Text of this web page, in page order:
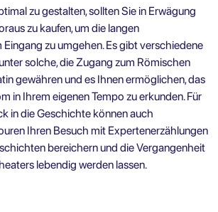
zu gestalten, sollten Sie in Erwägung
zu kaufen, um die langen
zu umgehen. Es gibt verschiedene
solche, die Zugang zum Römischen
gewähren und es Ihnen ermöglichen, das
in Ihrem eigenen Tempo zu erkunden. Für
in die Geschichte können auch
Ihren Besuch mit Expertenerzählungen
bereichern und die Vergangenheit
lebendig werden lassen.